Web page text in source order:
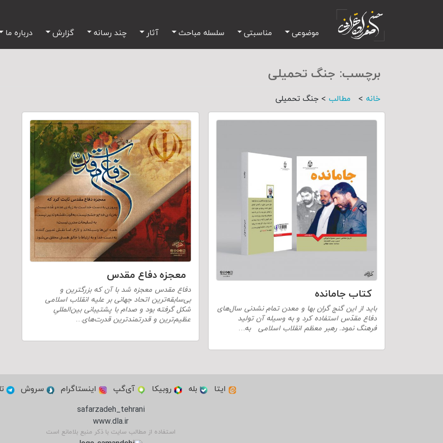
موضوعی مناسبتی سلسله مباحث آثار چند رسانه گزارش درباره ما
برچسب: جنگ تحمیلی
خانه > مطالب > جنگ تحمیلی
کتاب جامانده
باید از این گنج گران بها و معدن تمام‏ نشدنی سال‌های
دفاع مقدّس استفاده کرد و به وسیله آن تولید
فرهنگ نمود. رهبر معظم انقلاب اسلامی به…
معجزه دفاع مقدس
دفاع مقدس معجزه شد با آن که بزرگترین و
بی‌سابقه‌ترین اتحاد جهانی بر علیه انقلاب اسلامی
شکل گرفته بود و صدام با پشتیبانی بین‌المللیِ
عظیم‌ترین و قدرتمندترین قدرت‌های…
ایتا بله روبیکا آی‌گپ اینستاگرام سروش
safarzadeh_tehrani
www.dla.ir
استفاده از مطالب سایت با ذکر منبع بلامانع است